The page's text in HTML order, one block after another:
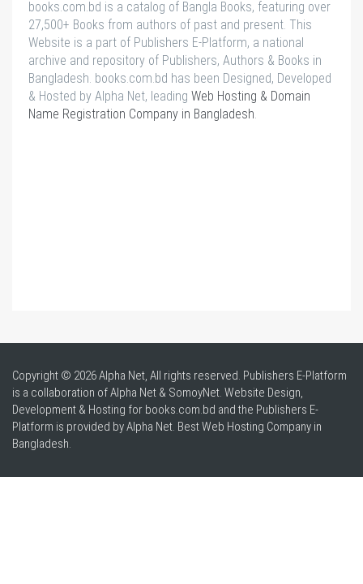
books.com.bd is a catalog of Bangla Books, featuring over
27,500+ Books from authors of past and present. This
Website is a part of Publishers E-Platform, a national
archive and repository of Publishers, Authors & Books in
Bangladesh. books.com.bd has been Designed, Developed
& Hosted by Alpha Net, leading Web Hosting & Domain
Name Registration Company in Bangladesh.
Copyright © 2026 Alpha Net, All rights reserved. Publishers E-Platform
is a collaboration of Alpha Net & SomoyNet. Website Design,
Development & Hosting for books.com.bd and the Publishers E-
Platform is provided by Alpha Net. BestWeb Hosting Company in
Bangladesh.